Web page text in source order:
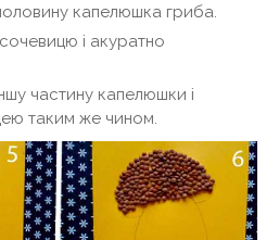
капелюшка гриба.
і акуратно
частину капелюшки і
таким же чином.